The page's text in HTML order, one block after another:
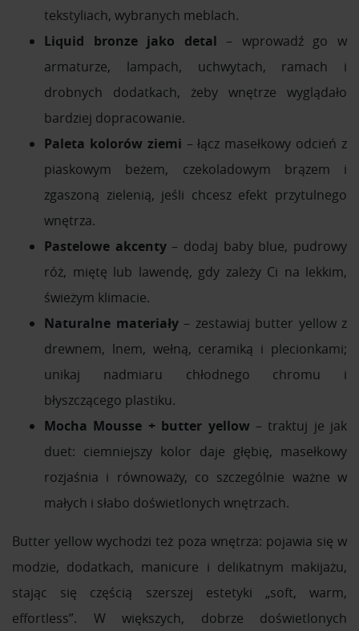
tekstyliach, wybranych meblach.
Liquid bronze jako detal – wprowadź go w
armaturze, lampach, uchwytach, ramach i
drobnych dodatkach, żeby wnętrze wyglądało
bardziej dopracowanie.
Paleta kolorów ziemi – łącz masełkowy odcień z
piaskowym beżem, czekoladowym brązem i
zgaszoną zielenią, jeśli chcesz efekt przytulnego
wnętrza.
Pastelowe akcenty– dodaj baby blue, pudrowy
róż, miętę lub lawendę, gdy zależy Ci na lekkim,
świeżym klimacie.
Naturalne materiały– zestawiaj butter yellow z
drewnem, lnem, wełną, ceramiką i plecionkami;
unikaj nadmiaru chłodnego chromu i
błyszczącego plastiku.
Mocha Mousse + butter yellow – traktuj je jak
duet: ciemniejszy kolor daje głębię, masełkowy
rozjaśnia i równoważy, co szczególnie ważne w
małych i słabo doświetlonych wnętrzach.
Butter yellow wychodzi też poza wnętrza: pojawia się w
modzie, dodatkach, manicure i delikatnym makijażu,
stając się częścią szerszej estetyki „soft, warm,
effortless”. W większych, dobrze doświetlonych